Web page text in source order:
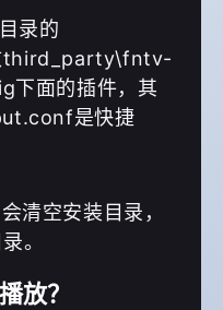
录的
third_party\fntv-
面的插件，其
是快捷
清空安装目录，
。
放？